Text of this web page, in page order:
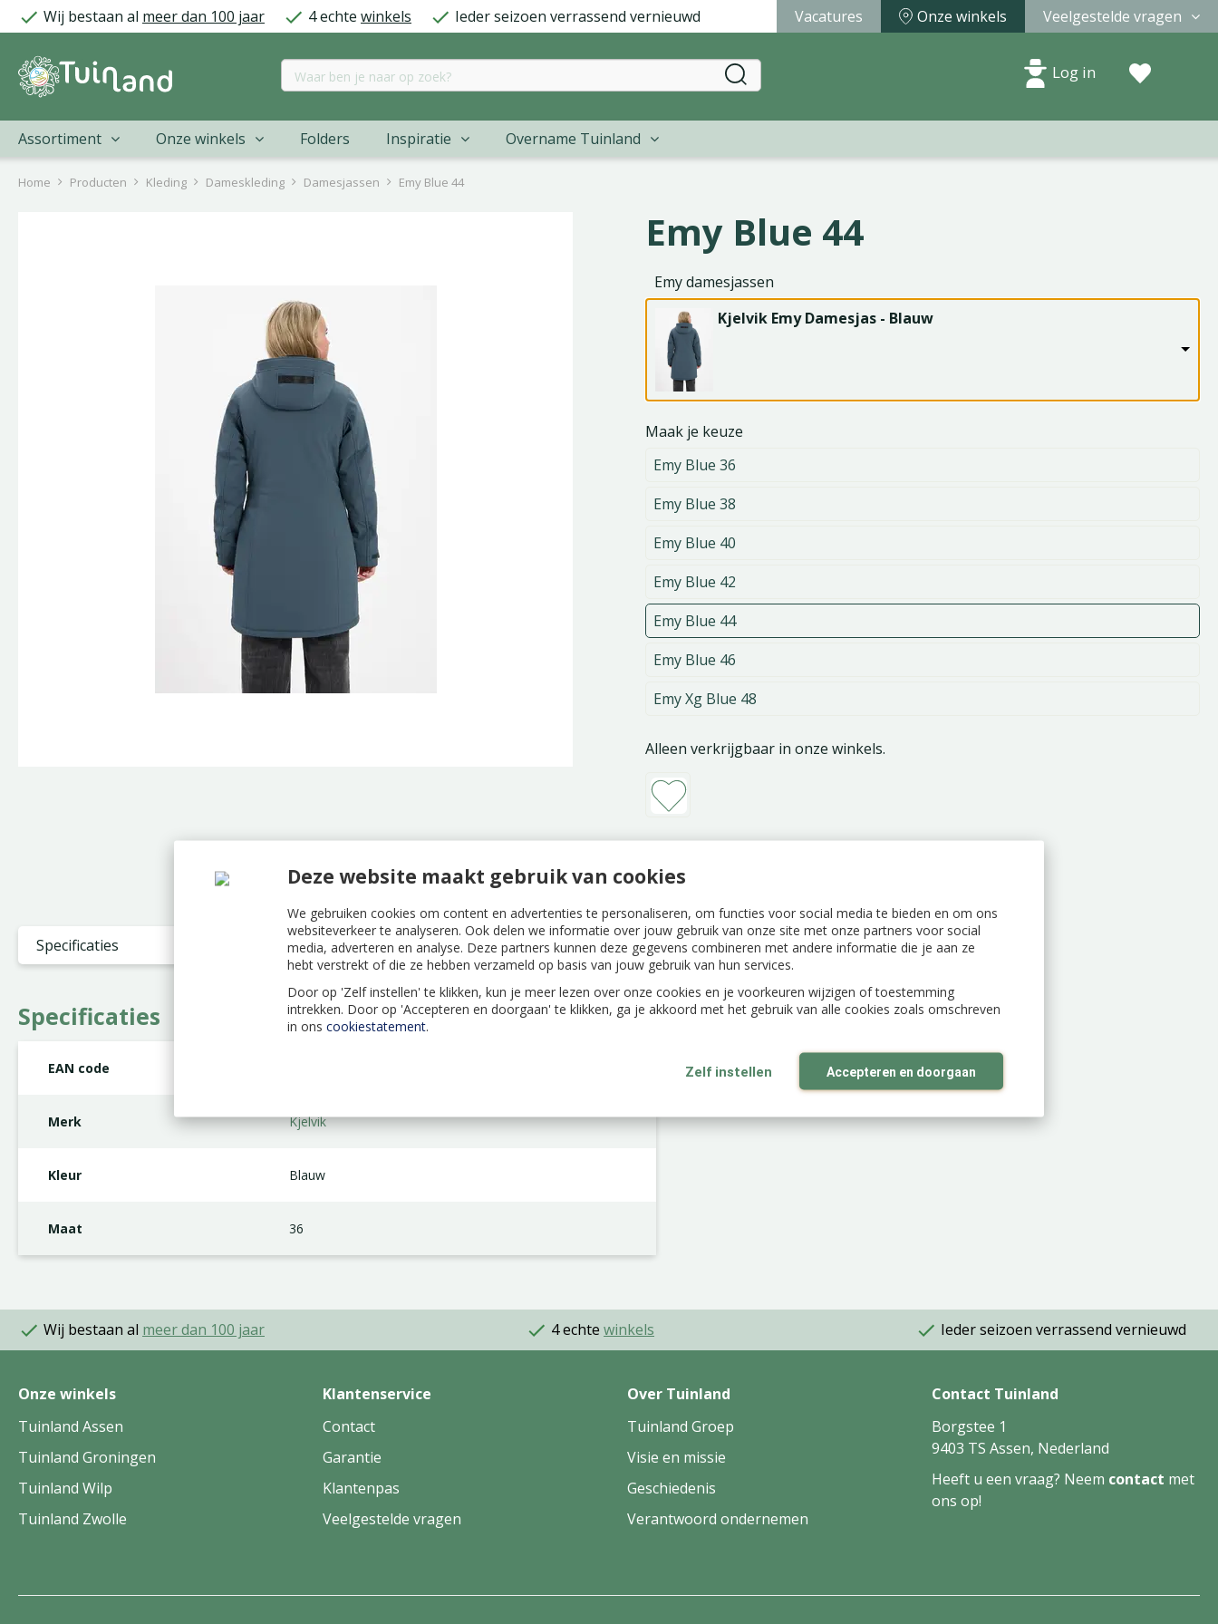
Deze website maakt gebruik van cookies
We gebruiken cookies om content en advertenties te personaliseren, om functies voor social media te bieden en om ons
websiteverkeer te analyseren. Ook delen we informatie over jouw gebruik van onze site met onze partners voor social
media, adverteren en analyse. Deze partners kunnen deze gegevens combineren met andere informatie die je aan ze
hebt verstrekt of die ze hebben verzameld op basis van jouw gebruik van hun services.
Door op 'Zelf instellen' te klikken, kun je meer lezen over onze cookies en je voorkeuren wijzigen of toestemming
intrekken. Door op 'Accepteren en doorgaan' te klikken, ga je akkoord met het gebruik van alle cookies zoals omschreven
in ons cookiestatement.
Zelf instellen Accepteren en doorgaan
naar
Home Producten Kleding Dameskleding Damesjassen Emy Blue 44
Wij bestaan al meer dan 100 jaar 4 echte winkels Ieder seizoen verrassend vernieuwd Vacatures Onze winkels Veelgestelde vragen
Log in
Assortiment Onze winkels Folders Inspiratie Overname Tuinland
Emy Blue 44
Emy damesjassen
Kjelvik Emy Damesjas - Blauw
Maak je keuze
Emy Blue 36
Emy Blue 38
Emy Blue 40
Emy Blue 42
Emy Blue 44
Emy Blue 46
Emy Xg Blue 48
Alleen verkrijgbaar in onze winkels.
Specificaties
Specificaties
EAN code
Merk Kjelvik
Kleur Blauw
Maat 36
Wij bestaan al meer dan 100 jaar 4 echte winkels Ieder seizoen verrassend vernieuwd
Onze winkels
Tuinland Assen
Tuinland Groningen
Tuinland Wilp
Tuinland Zwolle
Klantenservice
Contact
Garantie
Klantenpas
Veelgestelde vragen
Over Tuinland
Tuinland Groep
Visie en missie
Geschiedenis
Verantwoord ondernemen
Contact Tuinland
Borgstee 1
9403 TS Assen, Nederland
Heeft u een vraag? Neem contact met
ons op!